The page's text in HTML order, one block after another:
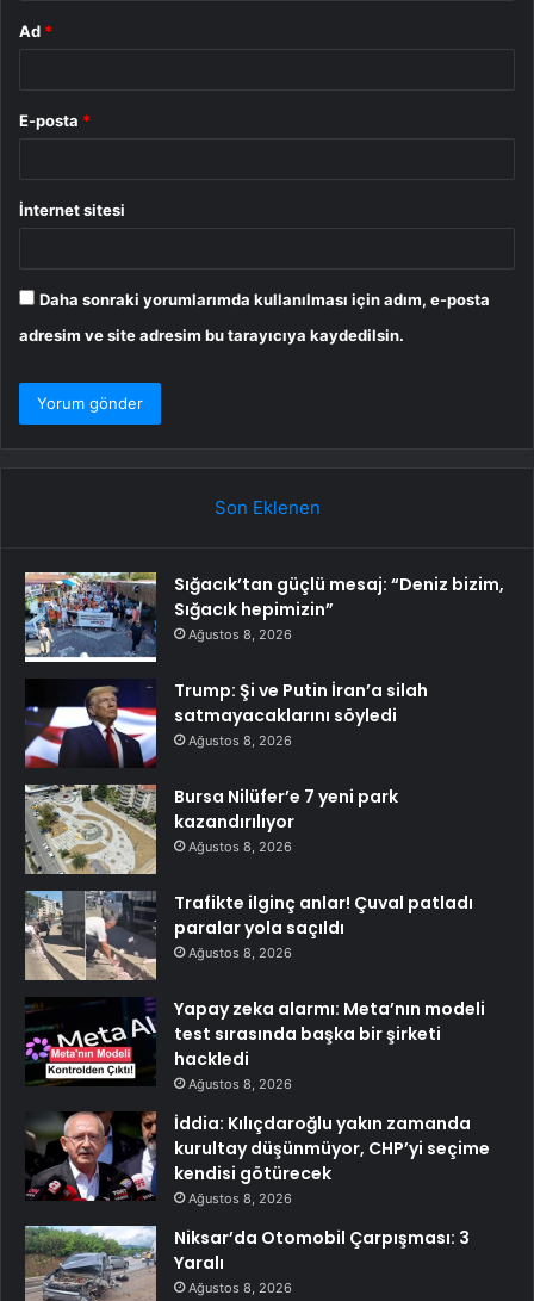
Ad *
E-posta *
İnternet sitesi
Daha sonraki yorumlarımda kullanılması için adım, e-posta
adresim ve site adresim bu tarayıcıya kaydedilsin.
Son Eklenen
Sığacık’tan güçlü mesaj: “Deniz bizim,
Sığacık hepimizin”
Ağustos 8, 2026
Trump: Şi ve Putin İran’a silah
satmayacaklarını söyledi
Ağustos 8, 2026
Bursa Nilüfer’e 7 yeni park
kazandırılıyor
Ağustos 8, 2026
Trafikte ilginç anlar! Çuval patladı
paralar yola saçıldı
Ağustos 8, 2026
Yapay zeka alarmı: Meta’nın modeli
test sırasında başka bir şirketi
hackledi
Ağustos 8, 2026
İddia: Kılıçdaroğlu yakın zamanda
kurultay düşünmüyor, CHP’yi seçime
kendisi götürecek
Ağustos 8, 2026
Niksar’da Otomobil Çarpışması: 3
Yaralı
Ağustos 8, 2026